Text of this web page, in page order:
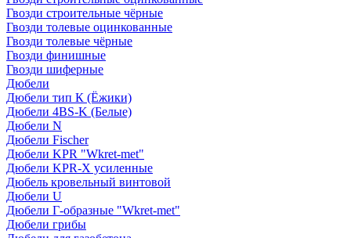
Гвозди строительные чёрные
Гвозди толевые оцинкованные
Гвозди толевые чёрные
Гвозди финишные
Гвозди шиферные
Дюбели
Дюбели тип К (Ёжики)
Дюбели 4BS-K (Белые)
Дюбели N
Дюбели Fischer
Дюбели KPR "Wkret-met"
Дюбели KPR-Х усиленные
Дюбель кровельный винтовой
Дюбели U
Дюбели Г-образные "Wkret-met"
Дюбели грибы